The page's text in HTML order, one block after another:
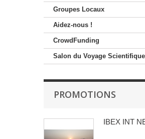
Groupes Locaux
Aidez-nous !
CrowdFunding
Salon du Voyage Scientifique
PROMOTIONS
IBEX INT